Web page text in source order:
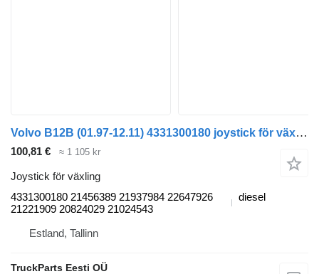
Volvo B12B (01.97-12.11) 4331300180 joystick för växling till Volvo B6, B7, B9, B10, B12 bus (1978-2011) buss
100,81 € ≈ 1 105 kr
Joystick för växling
4331300180 21456389 21937984 22647926
21221909 20824029 21024543
diesel
Estland, Tallinn
TruckParts Eesti OÜ